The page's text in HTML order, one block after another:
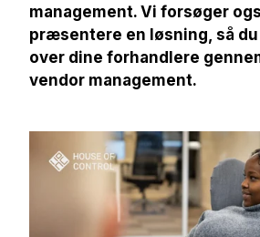
management. Vi forsøger
præsentere en løsning, så
over dine forhandlere
vendor management.